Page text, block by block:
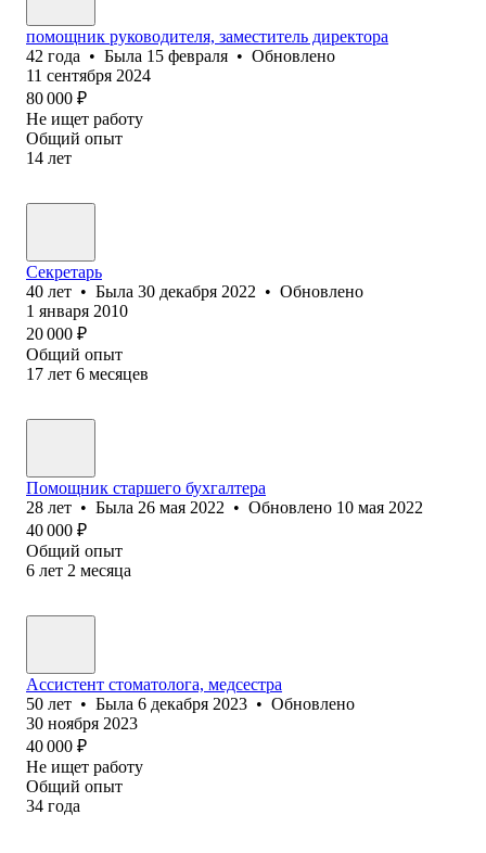
помощник руководителя, заместитель директора
42 года • Была 15 февраля • Обновлено
11 сентября 2024
80 000 ₽
Не ищет работу
Общий опыт
14 лет
Секретарь
40 лет • Была 30 декабря 2022 • Обновлено
1 января 2010
20 000 ₽
Общий опыт
17 лет 6 месяцев
Помощник старшего бухгалтера
28 лет • Была 26 мая 2022 • Обновлено 10 мая 2022
40 000 ₽
Общий опыт
6 лет 2 месяца
Ассистент стоматолога, медсестра
50 лет • Была 6 декабря 2023 • Обновлено
30 ноября 2023
40 000 ₽
Не ищет работу
Общий опыт
34 года